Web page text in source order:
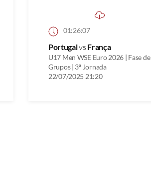
01:26:07
Portugalvs França
U17 Men WSE Euro 2026 | Fase de
Grupos | 3ª Jornada
22/07/2025 21:20